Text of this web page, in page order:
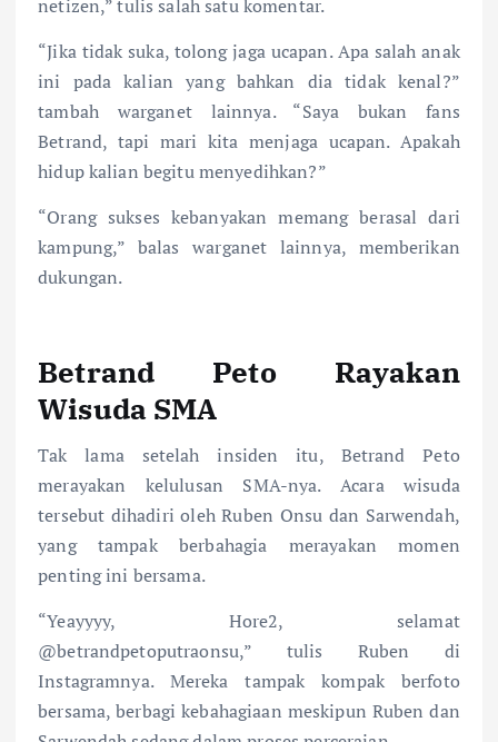
netizen,” tulis salah satu komentar.
“Jika tidak suka, tolong jaga ucapan. Apa salah anak
ini pada kalian yang bahkan dia tidak kenal?”
tambah warganet lainnya. “Saya bukan fans
Betrand, tapi mari kita menjaga ucapan. Apakah
hidup kalian begitu menyedihkan?”
“Orang sukses kebanyakan memang berasal dari
kampung,” balas warganet lainnya, memberikan
dukungan.
Betrand Peto Rayakan
Wisuda SMA
Tak lama setelah insiden itu, Betrand Peto
merayakan kelulusan SMA-nya. Acara wisuda
tersebut dihadiri oleh Ruben Onsu dan Sarwendah,
yang tampak berbahagia merayakan momen
penting ini bersama.
“Yeayyyy, Hore2, selamat
@betrandpetoputraonsu,” tulis Ruben di
Instagramnya. Mereka tampak kompak berfoto
bersama, berbagi kebahagiaan meskipun Ruben dan